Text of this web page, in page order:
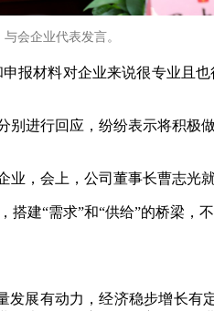
与会企业代表发言。
报材料对企业来说很专业且
进行回应，纷纷表示将积
，会上，公司董事长曹志光
建“需求”和“供给”的桥梁
展有动力，经济稳步增长